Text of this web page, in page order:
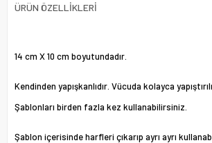
ÜRÜN ÖZELLIKLERI
14 cm X 10 cm boyutundadır.
Kendinden yapışkanlıdır. Vücuda kolayca
Şablonları birden fazla kez kullanabilirsiniz.
Şablon içerisinde harfleri çıkarıp ayrı ayrı